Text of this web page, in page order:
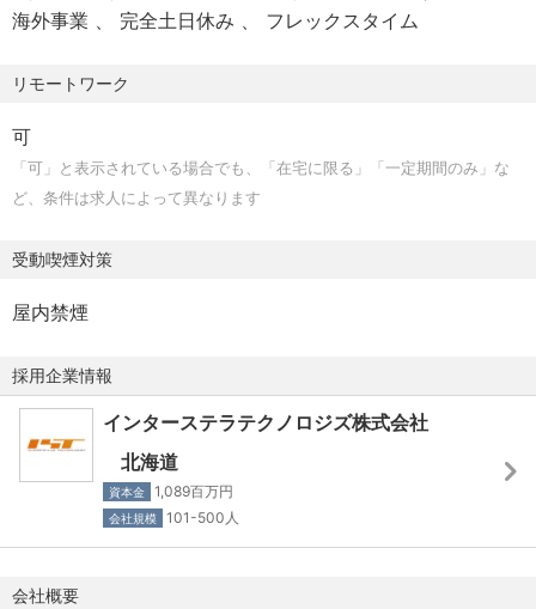
・所定労働時間を超える労働：あり（業務状況により発生
・休憩時間：1日あたり60分
＜休日・休暇＞
・休日：完全週休2日制(土曜日、日曜日)、国民の祝日、1
月2日、1月3日
・休暇：年次有給休暇（入社日に10日付与）、夏季休暇(2
日)
・その他：婚姻・慶弔・産前産後・看護・介護など
■使用期間
・有（3ヶ月） ※試用期間中の減額なし
■福利厚生
・交通費支給
海外事業
完全土日休み フレックスタイム
リモートワーク
可
「可」と表示されている場合でも、「在宅に限る」「一定期間のみ」な
ど、条件は求人によって異なります
受動喫煙対策
屋内禁煙
採用企業情報
インターステラテクノロジズ株式会社
北海道
資本金 1,089百万円
会社規模 101-500人
会社概要